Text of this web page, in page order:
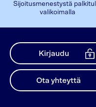
Sijoitusmenestystä
valikoimalla
Kirjaudu
Ota yhteyttä